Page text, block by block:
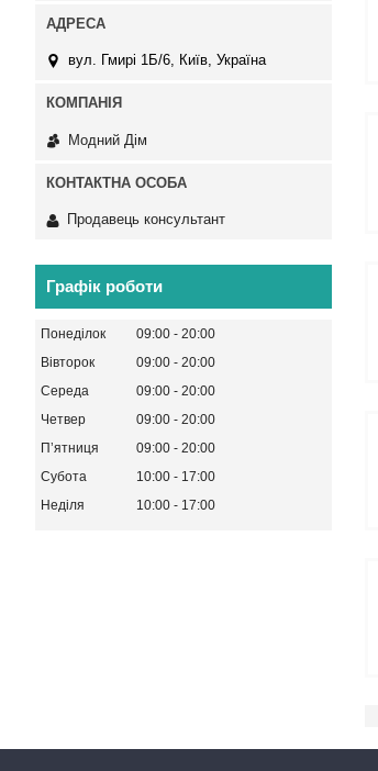
вул. Гмирі 1Б/6, Київ, Україна
Модний Дім
Продавець консультант
Графік роботи
Понеділок 09:00
20:00
Вівторок
09:00
20:00
Середа
09:00
20:00
Четвер
09:00
20:00
Пʼятниця
09:00
20:00
Субота
10:00
17:00
Неділя
10:00 17:00